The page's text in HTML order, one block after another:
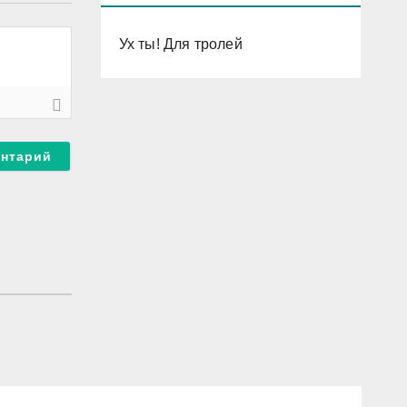
Ух ты! Для тролей